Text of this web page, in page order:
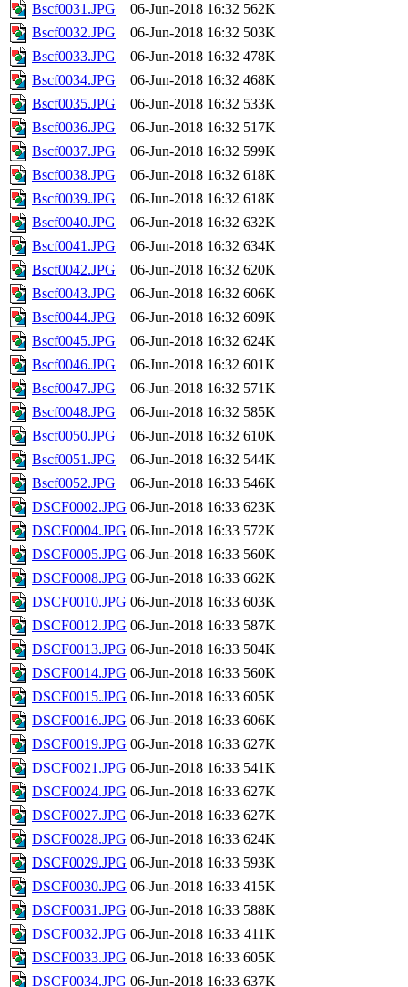
Bscf0031.JPG
06-Jun-2018 16:32 562K
Bscf0032.JPG
06-Jun-2018 16:32 503K
Bscf0033.JPG
06-Jun-2018 16:32 478K
Bscf0034.JPG
06-Jun-2018 16:32 468K
Bscf0035.JPG
06-Jun-2018 16:32 533K
Bscf0036.JPG
06-Jun-2018 16:32 517K
Bscf0037.JPG
06-Jun-2018 16:32 599K
Bscf0038.JPG
06-Jun-2018 16:32 618K
Bscf0039.JPG
06-Jun-2018 16:32 618K
Bscf0040.JPG
06-Jun-2018 16:32 632K
Bscf0041.JPG
06-Jun-2018 16:32 634K
Bscf0042.JPG
06-Jun-2018 16:32 620K
Bscf0043.JPG
06-Jun-2018 16:32 606K
Bscf0044.JPG
06-Jun-2018 16:32 609K
Bscf0045.JPG
06-Jun-2018 16:32 624K
Bscf0046.JPG
06-Jun-2018 16:32 601K
Bscf0047.JPG
06-Jun-2018 16:32 571K
Bscf0048.JPG
06-Jun-2018 16:32 585K
Bscf0050.JPG
06-Jun-2018 16:32 610K
Bscf0051.JPG
06-Jun-2018 16:32 544K
Bscf0052.JPG
06-Jun-2018 16:33 546K
DSCF0002.JPG 06-Jun-2018 16:33 623K
DSCF0004.JPG 06-Jun-2018 16:33 572K
DSCF0005.JPG 06-Jun-2018 16:33 560K
DSCF0008.JPG 06-Jun-2018 16:33 662K
DSCF0010.JPG 06-Jun-2018 16:33 603K
DSCF0012.JPG 06-Jun-2018 16:33 587K
DSCF0013.JPG 06-Jun-2018 16:33 504K
DSCF0014.JPG 06-Jun-2018 16:33 560K
DSCF0015.JPG 06-Jun-2018 16:33 605K
DSCF0016.JPG 06-Jun-2018 16:33 606K
DSCF0019.JPG 06-Jun-2018 16:33 627K
DSCF0021.JPG 06-Jun-2018 16:33 541K
DSCF0024.JPG 06-Jun-2018 16:33 627K
DSCF0027.JPG 06-Jun-2018 16:33 627K
DSCF0028.JPG 06-Jun-2018 16:33 624K
DSCF0029.JPG 06-Jun-2018 16:33 593K
DSCF0030.JPG 06-Jun-2018 16:33 415K
DSCF0031.JPG 06-Jun-2018 16:33 588K
DSCF0032.JPG 06-Jun-2018 16:33 411K
DSCF0033.JPG 06-Jun-2018 16:33 605K
DSCF0034.JPG 06-Jun-2018 16:33 637K